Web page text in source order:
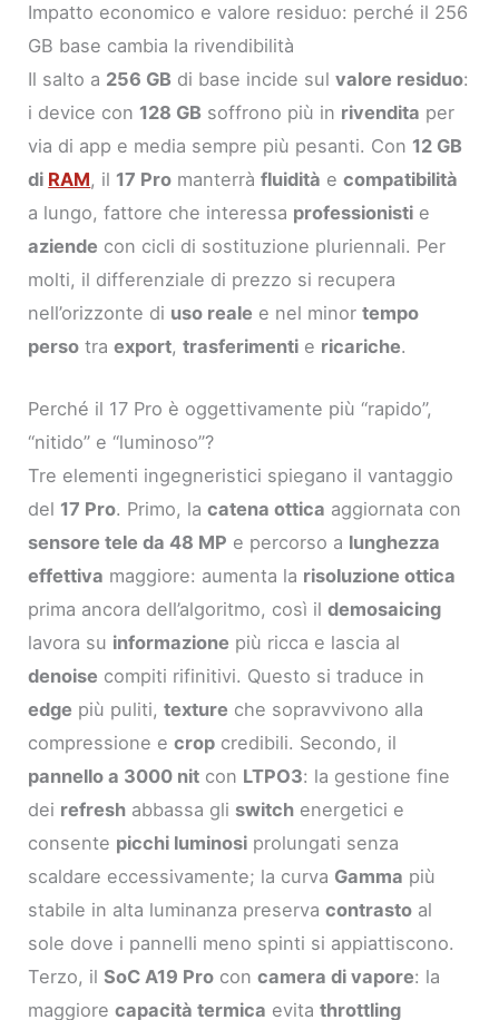
Impatto economico e valore residuo: perché il 256
GB base cambia la rivendibilità
Il salto a 256 GB di base incide sulvalore residuo:
i device con 128 GB soffrono più in rivendita per
via di app e media sempre più pesanti. Con 12 GB
di RAM, il 17 Pro manterràfluidità ecompatibilità
a lungo, fattore che interessa professionisti e
aziende con cicli di sostituzione pluriennali. Per
molti, il differenziale di prezzo si recupera
nell’orizzonte di uso reale e nel minortempo
perso traexport,trasferimenti e ricariche.
Perché il 17 Pro è oggettivamente più “rapido”,
“nitido” e “luminoso”?
Tre elementi ingegneristici spiegano il vantaggio
del 17 Pro. Primo, lacatena ottica aggiornata con
sensore tele da 48 MP e percorso a lunghezza
effettiva maggiore: aumenta la risoluzione ottica
prima ancora dell’algoritmo, così ildemosaicing
lavora su informazione più ricca e lascia al
denoise compiti rifinitivi. Questo si traduce in
edge più puliti,texture che sopravvivono alla
compressione ecrop credibili. Secondo, il
pannello a 3000 nit con LTPO3: la gestione fine
dei refresh abbassa gli switch energetici e
consente picchi luminosi prolungati senza
scaldare eccessivamente; la curva Gamma più
stabile in alta luminanza preservacontrasto al
sole dove i pannelli meno spinti si appiattiscono.
Terzo, ilSoC A19 Pro concamera di vapore: la
maggiorecapacità termica evitathrottling